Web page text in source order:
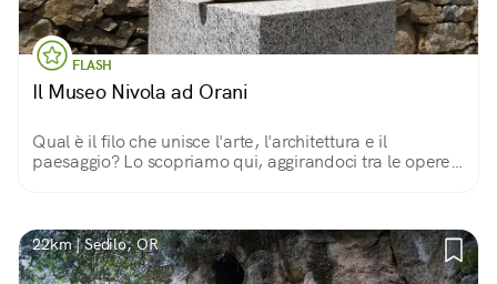
FLASH
Il Museo Nivola ad Orani
Qual è il filo che unisce l'arte, l'architettura e il
paesaggio? Lo scopriamo qui, aggirandoci tra le opere
22km | Sedilo, OR